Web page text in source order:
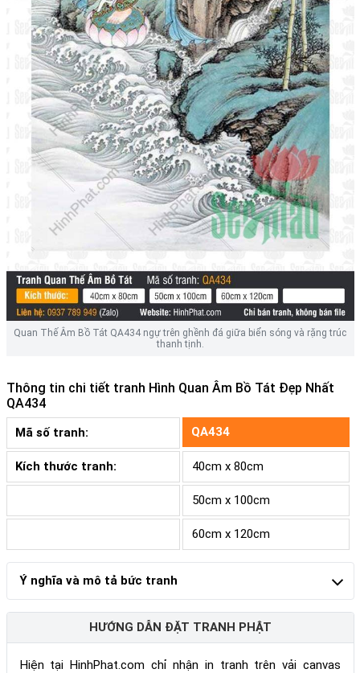
Quan Thế Âm Bồ Tát QA434 ngự trên ghềnh đá giữa biển sóng và rặng trúc
thanh tịnh.
Thông tin chi tiết tranh Hình Quan Âm Bồ Tát Đẹp Nhất
QA434
Mã số tranh: QA434
Kích thước tranh: 40cm x 80cm
50cm x 100cm
60cm x 120cm
Ý nghĩa và mô tả bức tranh
HƯỚNG DẪN ĐẶT TRANH PHẬT
Hiện tại HinhPhat.com chỉ nhận in tranh trên vải canvas